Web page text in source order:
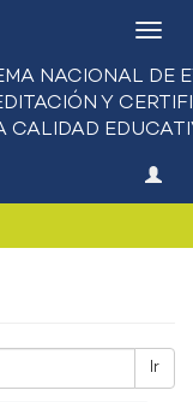
Ir